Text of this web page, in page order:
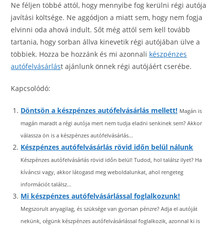
Ne féljen többé attól, hogy mennyibe fog kerülni régi autója
javítási költsége. Ne aggódjon a miatt sem, hogy nem fogja
elvinni oda ahová indult. Sőt még attól sem kell tovább
tartania, hogy sorban állva kinevetik régi autójában ülve a
többiek. Hozza be hozzánk és mi azonnali készpénzes
autófelvásárlást ajánlunk önnek régi autójáért cserébe.
Kapcsolódó:
Döntsön a készpénzes autófelvásárlás mellett! Magán is
magán maradt a régi autója mert nem tudja eladni senkinek sem? Akkor
válassza ön is a készpénzes autófelvásárlás...
Készpénzes autófelvásárlás rövid időn belül nálunk
Készpénzes autófelvásárlás rövid időn belül! Tudod, hol találsz ilyet? Ha
kíváncsi vagy, akkor látogasd meg weboldalunkat, ahol rengeteg
információt találsz...
Mi készpénzes autófelvásárlással foglalkozunk!
Megszorult anyagilag, és szüksége van gyorsan pénzre? Adja el autóját
nekünk, cégünk készpénzes autófelvásárlással foglalkozik, azonnal ki is